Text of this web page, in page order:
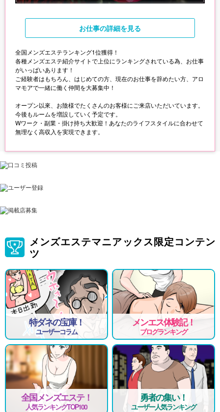
お仕事の詳細を見る
全国メンズエステランキング1位獲得！
各種メンズエステ紹介サイトで上位にランキングされている為、お仕事
がいっぱいあります！
ご経験者はもちろん、はじめての方、現在のお仕事を辞めたい方、アロ
マモアで一緒に働く仲間を大募集中！
オープン以來、お陰様でたくさんのお客様にご来店いただいています。
今後もルームを増設していく予定です。
Wワーク・副業・掛け持ち大歓迎！あなたのライフスタイルに合わせて
無理なく高収入を実現できます。
メンズエステマニアックス限定コンテン
ツ
特ダネの宝庫！
ユーザーコラム
メンエス体験記！
ブログランキング
全国メンズエステ！
人気ランキングTOP100
勇者の集い！
ユーザー人気ランキング